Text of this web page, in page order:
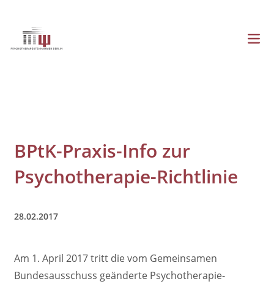
Inhalt
Menü
BPtK-Praxis-Info zur
Psychotherapie-Richtlinie
28.02.2017
Am 1. April 2017 tritt die vom Gemeinsamen
Bundesausschuss geänderte Psychotherapie-